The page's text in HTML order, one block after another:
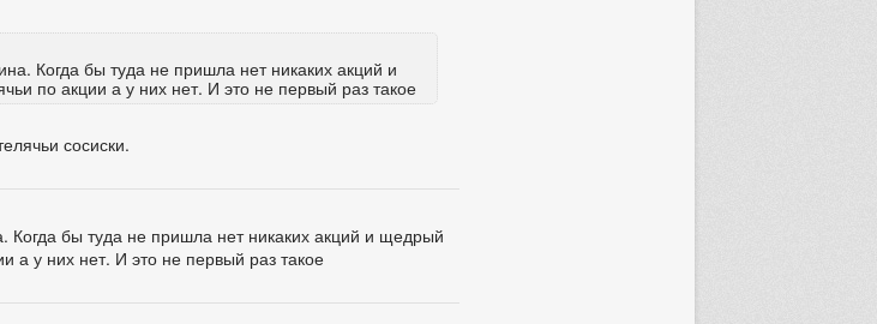
Когда бы туда не пришла нет никаких акций и
по акции а у них нет. И это не первый раз такое
сосиски.
бы туда не пришла нет никаких акций и щедрый
а у них нет. И это не первый раз такое